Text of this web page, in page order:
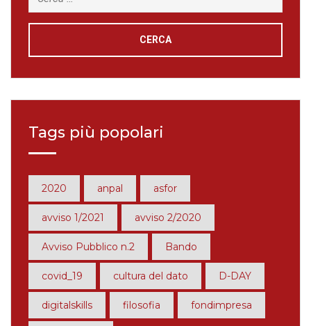
per:
Tags più popolari
2020 anpal asfor
avviso 1/2021 avviso 2/2020
Avviso Pubblico n.2 Bando
covid_19 cultura del dato D-DAY
digitalskills filosofia fondimpresa